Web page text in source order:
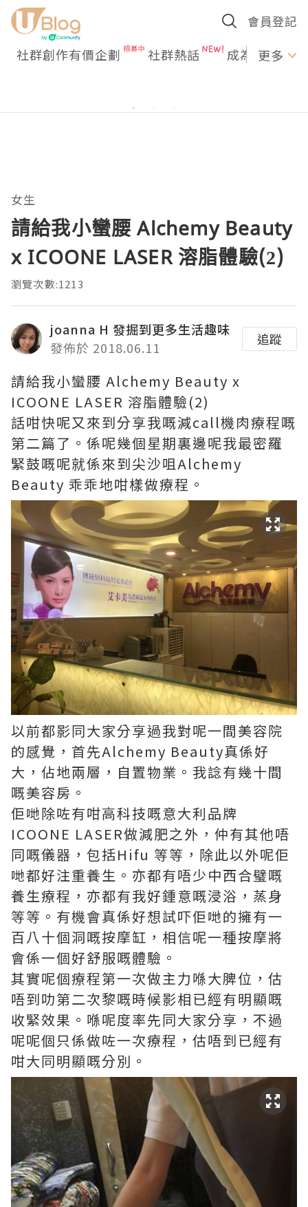
會員登記
社群創作有價企劃 社群熱話 成為U更多
女生
請給我小蠻腰 Alchemy Beauty
x ICOONE LASER 溶脂體驗(2)
瀏覽次數:1213
joanna H 發掘到更多生活趣味
發佈於 2018.06.11
追蹤
請給我小蠻腰 Alchemy Beauty x
ICOONE LASER 溶脂體驗(2)
話咁快呢又來到分享我嘅減call機肉療程嘅
第二篇了。係呢幾個星期裏邊呢我最密羅
緊鼓嘅呢就係來到尖沙咀Alchemy
Beauty 乖乖地咁樣做療程。
以前都影同大家分享過我對呢一間美容院
的感覺，首先Alchemy Beauty真係好
大，佔地兩層，自置物業。我諗有幾十間
嘅美容房。
佢哋除咗有咁高科技嘅意大利品牌
ICOONE LASER做減肥之外，仲有其他唔
同嘅儀器，包括Hifu 等等，除此以外呢佢
哋都好注重養生。亦都有唔少中西合璧嘅
養生療程，亦都有我好鍾意嘅浸浴，蒸身
等等。有機會真係好想試吓佢哋的擁有一
百八十個洞嘅按摩缸，相信呢一種按摩將
會係一個好舒服嘅體驗。
其實呢個療程第一次做主力喺大脾位，估
唔到叻第二次黎嘅時候影相已經有明顯嘅
收緊效果。喺呢度率先同大家分享，不過
呢呢個只係做咗一次療程，估唔到已經有
咁大同明顯嘅分別。